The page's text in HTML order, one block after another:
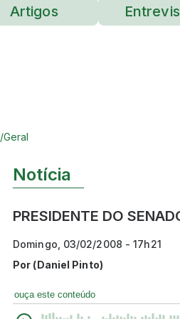
Artigos
/Geral
Notícia
PRESIDENTE DO
Domingo, 03/02/2008 - 17h21
Por (Daniel Pinto)
ouça este conteúdo